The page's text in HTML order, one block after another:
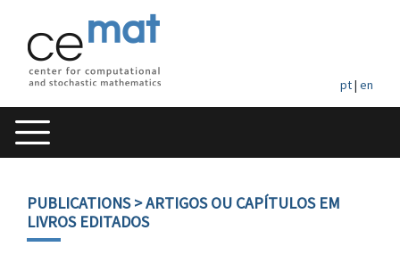
pt| en
PUBLICATIONS> ARTIGOS OU CAPÍTULOS EM
LIVROS EDITADOS